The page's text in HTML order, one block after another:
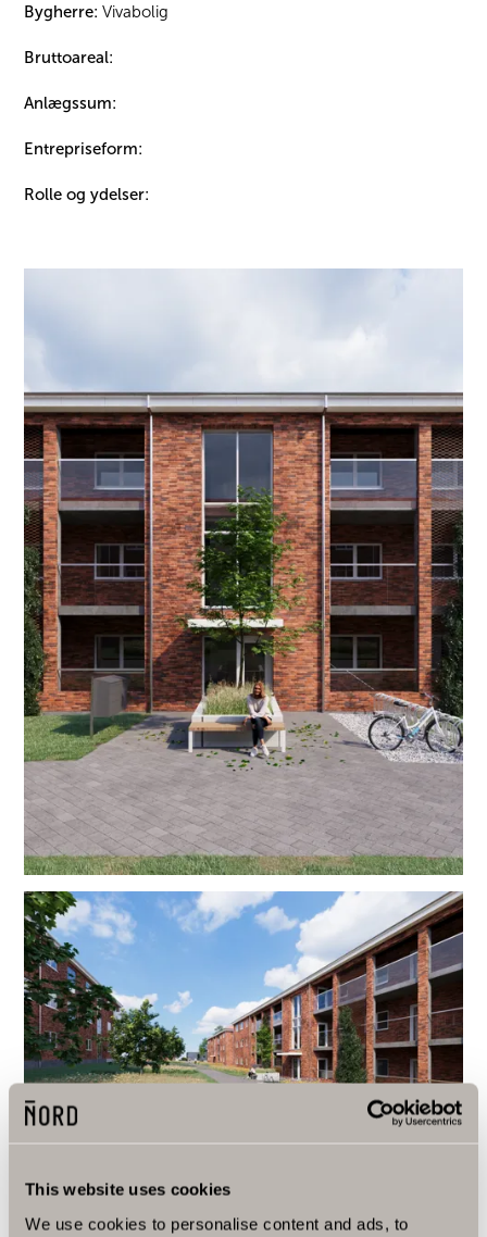
This website uses cookies
We use cookies to personalise content and ads, to
Bygherre: Vivabolig
Bruttoareal:
Anlægssum:
Entrepriseform:
Rolle og ydelser: